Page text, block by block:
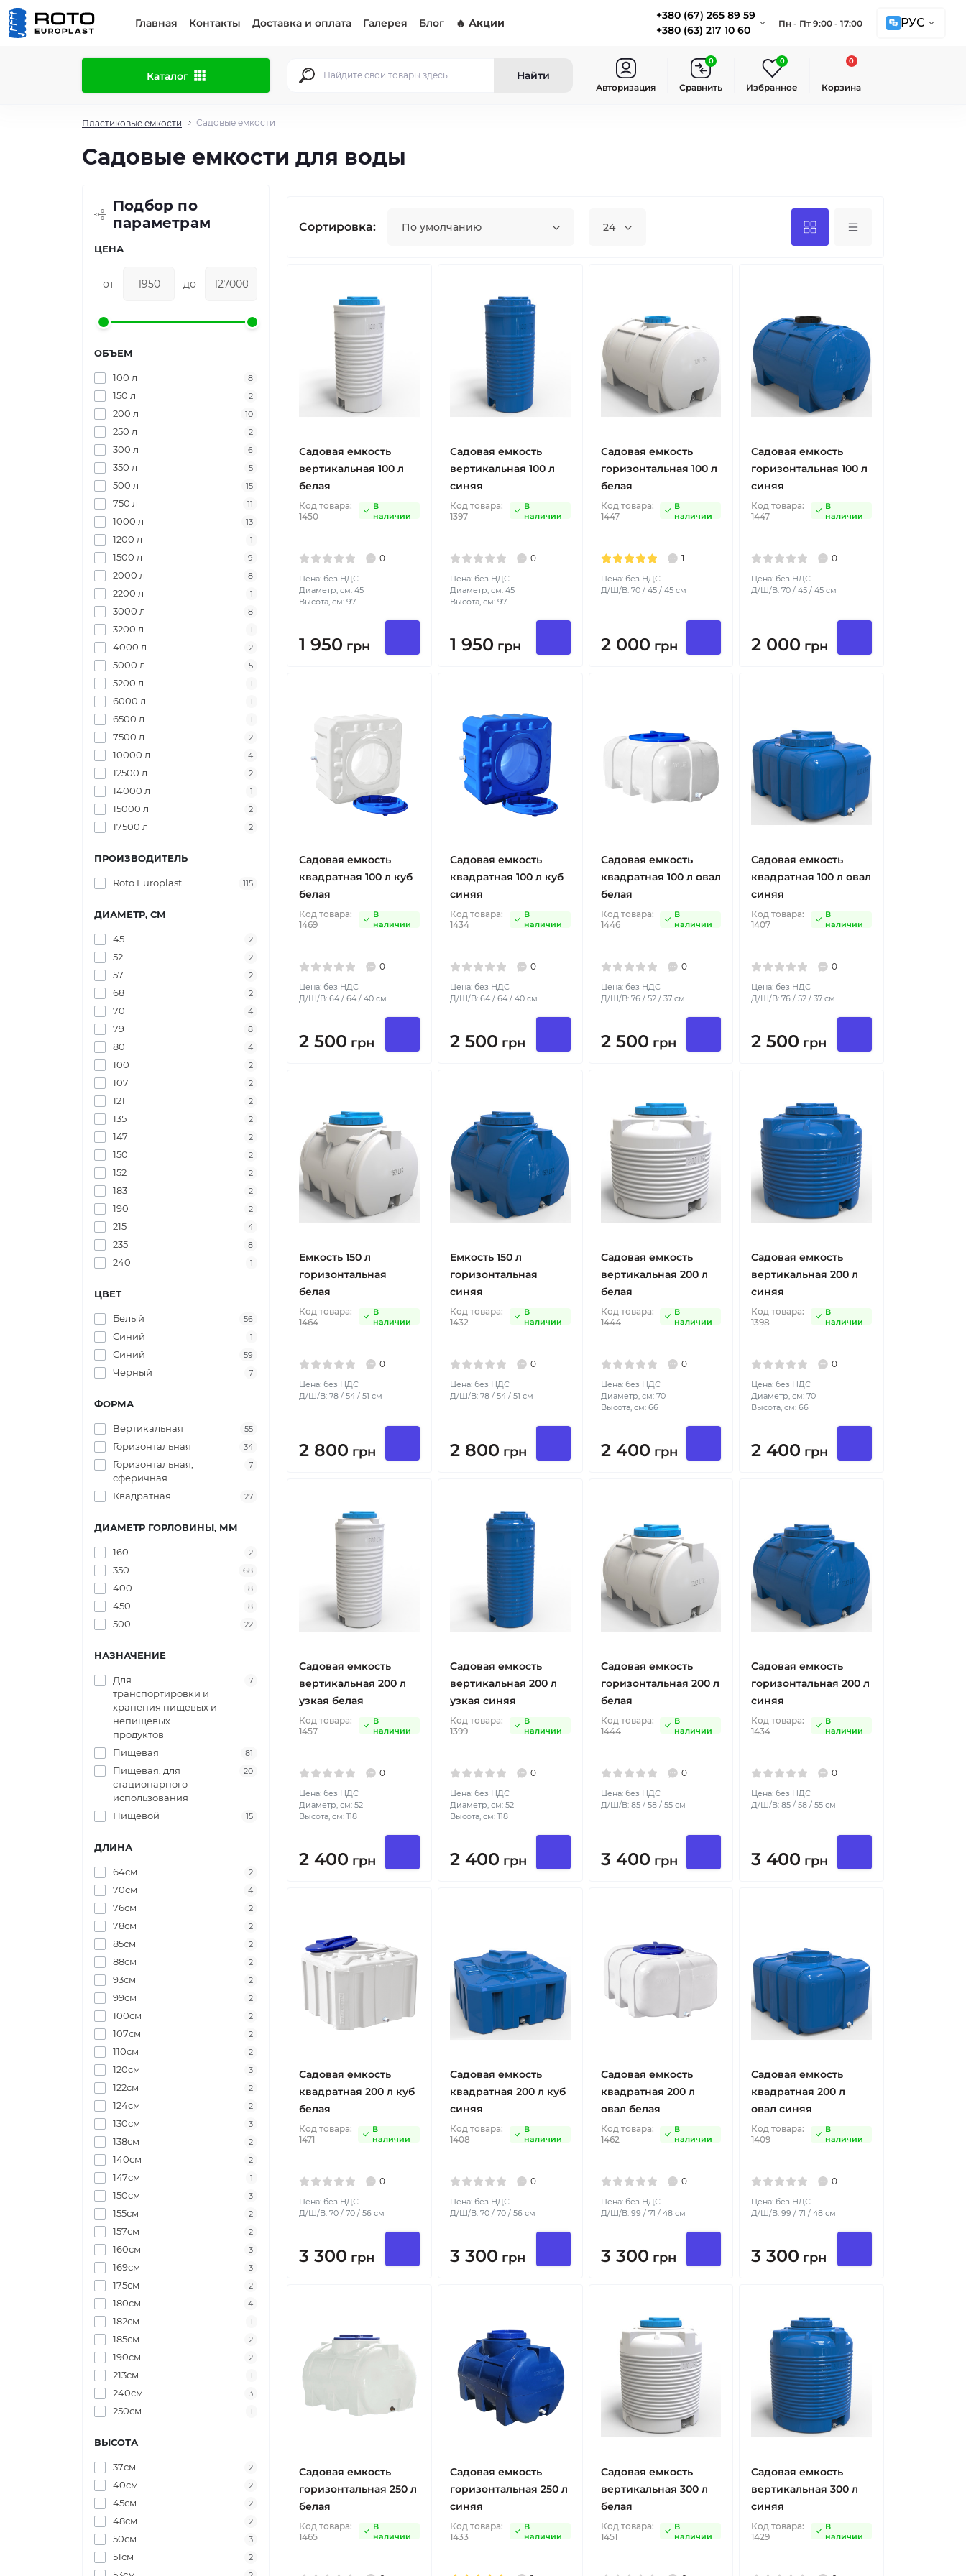
Главная Контакты Доставка и оплата Галерея Блог 🔥 Акции
+380 (67) 265 89 59
+380 (63) 217 10 60
Пн - Пт 9:00 - 17:00 РУС
Каталог Найти
Авторизация Сравнить
0
Избранное
0
Корзина
0
Пластиковые емкости Садовые емкости
Садовые емкости для воды
Подбор по
параметрам
ЦЕНА
от до
ОБЪЕМ
100 л 8
150 л 2
200 л 10
250 л 2
300 л 6
350 л 5
500 л 15
750 л 11
1000 л 13
1200 л 1
1500 л 9
2000 л 8
2200 л 1
3000 л 8
3200 л 1
4000 л 2
5000 л 5
5200 л 1
6000 л 1
6500 л 1
7500 л 2
10000 л 4
12500 л 2
14000 л 1
15000 л 2
17500 л 2
ПРОИЗВОДИТЕЛЬ
Roto Europlast 115
ДИАМЕТР, СМ
45 2
52 2
57 2
68 2
70 4
79 8
80 4
100 2
107 2
121 2
135 2
147 2
150 2
152 2
183 2
190 2
215 4
235 8
240 1
ЦВЕТ
Белый 56
Синий 1
Синий 59
Черный 7
ФОРМА
Вертикальная 55
Горизонтальная 34
Горизонтальная,
сферичная
7
Квадратная 27
ДИАМЕТР ГОРЛОВИНЫ, ММ
160 2
350 68
400 8
450 8
500 22
НАЗНАЧЕНИЕ
Для
транспортировки и
хранения пищевых и
непищевых
продуктов
7
Пищевая 81
Пищевая, для
стационарного
использования
20
Пищевой 15
ДЛИНА
64см 2
70см 4
76см 2
78см 2
85см 2
88см 2
93см 2
99см 2
100см 2
107см 2
110см 2
120см 3
122см 2
124см 2
130см 3
138см 2
140см 2
147см 1
150см 3
155см 2
157см 2
160см 3
169см 3
175см 2
180см 4
182см 1
185см 2
190см 2
213см 1
240см 3
250см 1
ВЫСОТА
37см 2
40см 2
45см 2
48см 2
50см 3
51см 2
Сортировка: По умолчанию 24
Садовая емкость
вертикальная 100 л
белая
Код товара:
1450
В
наличии
0
Цена: без НДС
Диаметр, см: 45
Высота, см: 97
1 950 грн
Садовая емкость
вертикальная 100 л
синяя
Код товара:
1397
В
наличии
0
Цена: без НДС
Диаметр, см: 45
Высота, см: 97
1 950 грн
Садовая емкость
горизонтальная 100 л
белая
Код товара:
1447
В
наличии
1
Цена: без НДС
Д/Ш/В: 70 / 45 / 45 см
2 000 грн
Садовая емкость
горизонтальная 100 л
синяя
Код товара:
1447
В
наличии
0
Цена: без НДС
Д/Ш/В: 70 / 45 / 45 см
2 000 грн
Садовая емкость
квадратная 100 л куб
белая
Код товара:
1469
В
наличии
0
Цена: без НДС
Д/Ш/В: 64 / 64 / 40 см
2 500 грн
Садовая емкость
квадратная 100 л куб
синяя
Код товара:
1434
В
наличии
0
Цена: без НДС
Д/Ш/В: 64 / 64 / 40 см
2 500 грн
Садовая емкость
квадратная 100 л овал
белая
Код товара:
1446
В
наличии
0
Цена: без НДС
Д/Ш/В: 76 / 52 / 37 см
2 500 грн
Садовая емкость
квадратная 100 л овал
синяя
Код товара:
1407
В
наличии
0
Цена: без НДС
Д/Ш/В: 76 / 52 / 37 см
2 500 грн
Емкость 150 л
горизонтальная
белая
Код товара:
1464
В
наличии
0
Цена: без НДС
Д/Ш/В: 78 / 54 / 51 см
2 800 грн
Емкость 150 л
горизонтальная
синяя
Код товара:
1432
В
наличии
0
Цена: без НДС
Д/Ш/В: 78 / 54 / 51 см
2 800 грн
Садовая емкость
вертикальная 200 л
белая
Код товара:
1444
В
наличии
0
Цена: без НДС
Диаметр, см: 70
Высота, см: 66
2 400 грн
Садовая емкость
вертикальная 200 л
синяя
Код товара:
1398
В
наличии
0
Цена: без НДС
Диаметр, см: 70
Высота, см: 66
2 400 грн
Садовая емкость
вертикальная 200 л
узкая белая
Код товара:
1457
В
наличии
0
Цена: без НДС
Диаметр, см: 52
Высота, см: 118
2 400 грн
Садовая емкость
вертикальная 200 л
узкая синяя
Код товара:
1399
В
наличии
0
Цена: без НДС
Диаметр, см: 52
Высота, см: 118
2 400 грн
Садовая емкость
горизонтальная 200 л
белая
Код товара:
1444
В
наличии
0
Цена: без НДС
Д/Ш/В: 85 / 58 / 55 см
3 400 грн
Садовая емкость
горизонтальная 200 л
синяя
Код товара:
1434
В
наличии
0
Цена: без НДС
Д/Ш/В: 85 / 58 / 55 см
3 400 грн
Садовая емкость
квадратная 200 л куб
белая
Код товара:
1471
В
наличии
0
Цена: без НДС
Д/Ш/В: 70 / 70 / 56 см
3 300 грн
Садовая емкость
квадратная 200 л куб
синяя
Код товара:
1408
В
наличии
0
Цена: без НДС
Д/Ш/В: 70 / 70 / 56 см
3 300 грн
Садовая емкость
квадратная 200 л
овал белая
Код товара:
1462
В
наличии
0
Цена: без НДС
Д/Ш/В: 99 / 71 / 48 см
3 300 грн
Садовая емкость
квадратная 200 л
овал синяя
Код товара:
1409
В
наличии
0
Цена: без НДС
Д/Ш/В: 99 / 71 / 48 см
3 300 грн
Садовая емкость
горизонтальная 250 л
белая
Код товара:
1465
В
наличии
Садовая емкость
горизонтальная 250 л
синяя
Код товара:
1433
В
наличии
Садовая емкость
вертикальная 300 л
белая
Код товара:
1451
В
наличии
Садовая емкость
вертикальная 300 л
синяя
Код товара:
1429
В
наличии